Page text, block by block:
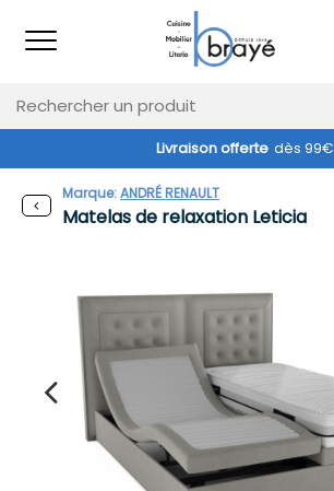
Livraison offerte dès 99€
Matelas de relaxation Leticia
Marque:ANDRÉ RENAULT